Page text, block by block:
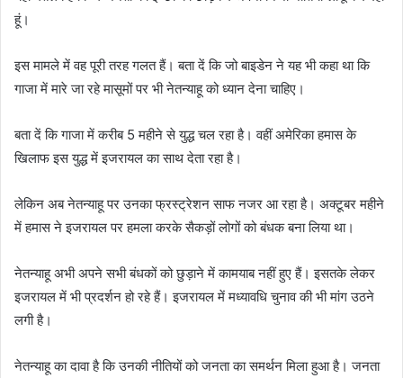
हूं।
इस मामले में वह पूरी तरह गलत हैं। बता दें कि जो बाइडेन ने यह भी कहा था कि
गाजा में मारे जा रहे मासूमों पर भी नेतन्याहू को ध्यान देना चाहिए।
बता दें कि गाजा में करीब 5 महीने से युद्ध चल रहा है। वहीं अमेरिका हमास के
खिलाफ इस युद्ध में इजरायल का साथ देता रहा है।
लेकिन अब नेतन्याहू पर उनका फ्रस्ट्रेशन साफ नजर आ रहा है। अक्टूबर महीने
में हमास ने इजरायल पर हमला करके सैकड़ों लोगों को बंधक बना लिया था।
नेतन्याहू अभी अपने सभी बंधकों को छुड़ाने में कामयाब नहीं हुए हैं। इसतके लेकर
इजरायल में भी प्रदर्शन हो रहे हैं। इजरायल में मध्यावधि चुनाव की भी मांग उठने
लगी है।
नेतन्याहू का दावा है कि उनकी नीतियों को जनता का समर्थन मिला हुआ है। जनता